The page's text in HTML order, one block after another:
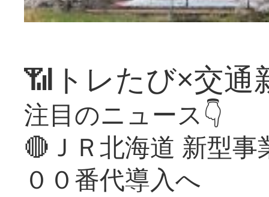
📶トレたび×交通
注目のニュース👇
🔴ＪＲ北海道 新型
００番代導入へ